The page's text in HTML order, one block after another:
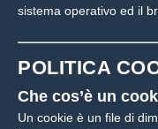
sistema operativo ed il
POLITICA
Che cos’è un
Un cookie è un file di